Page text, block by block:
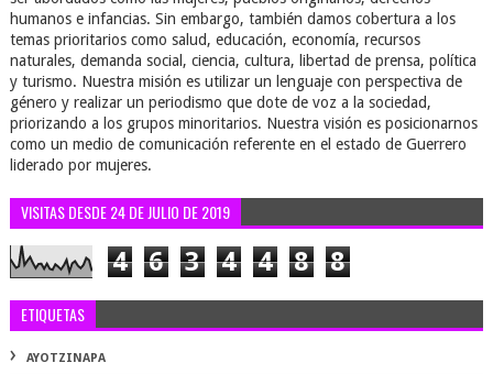
humanos e infancias. Sin embargo, también damos cobertura a los
temas prioritarios como salud, educación, economía, recursos
naturales, demanda social, ciencia, cultura, libertad de prensa, política
y turismo. Nuestra misión es utilizar un lenguaje con perspectiva de
género y realizar un periodismo que dote de voz a la sociedad,
priorizando a los grupos minoritarios. Nuestra visión es posicionarnos
como un medio de comunicación referente en el estado de Guerrero
liderado por mujeres.
VISITAS DESDE 24 DE JULIO DE 2019
4 6 3 4 4 8 8
ETIQUETAS
AYOTZINAPA